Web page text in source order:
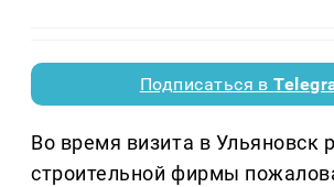
Подписаться в
Во время визита в Ульяновск
строительной фирмы